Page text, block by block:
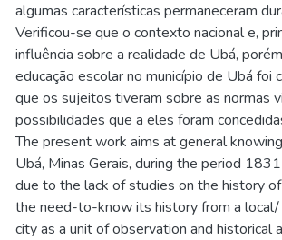
algumas características permaneceram
Verificou-se que o contexto nacional e,
influência sobre a realidade de Ubá,
educação escolar no município de Ubá
que os sujeitos tiveram sobre as normas
possibilidades que a eles foram
The present work aims at general
Ubá, Minas Gerais, during the period
due to the lack of studies on the history
the need-to-know its history from a local/
city as a unit of observation and historical